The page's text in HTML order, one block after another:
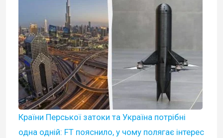
Країни Перської затоки та Україна потрібні
одна одній: FT пояснило, у чому полягає інтерес